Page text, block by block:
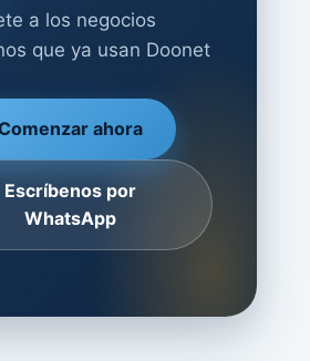
a los negocios
que ya usan Doonet
ahora
Escríbenos por
WhatsApp